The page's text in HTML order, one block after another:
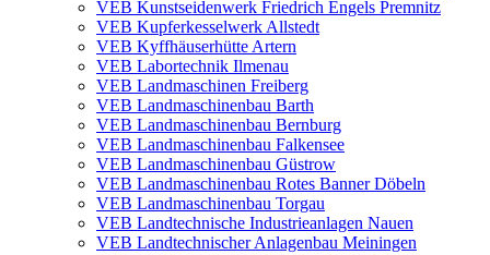
VEB Kunstseidenwerk Friedrich Engels Premnitz
VEB Kupferkesselwerk Allstedt
VEB Kyffhäuserhütte Artern
VEB Labortechnik Ilmenau
VEB Landmaschinen Freiberg
VEB Landmaschinenbau Barth
VEB Landmaschinenbau Bernburg
VEB Landmaschinenbau Falkensee
VEB Landmaschinenbau Güstrow
VEB Landmaschinenbau Rotes Banner Döbeln
VEB Landmaschinenbau Torgau
VEB Landtechnische Industrieanlagen Nauen
VEB Landtechnischer Anlagenbau Meiningen